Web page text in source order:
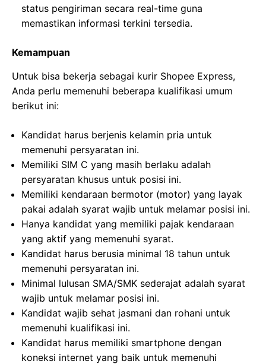
status pengiriman secara real-time guna
memastikan informasi terkini tersedia.
Kemampuan
Untuk bisa bekerja sebagai kurir Shopee Express,
Anda perlu memenuhi beberapa kualifikasi umum
berikut ini:
Kandidat harus berjenis kelamin pria untuk
memenuhi persyaratan ini.
Memiliki SIM C yang masih berlaku adalah
persyaratan khusus untuk posisi ini.
Memiliki kendaraan bermotor (motor) yang layak
pakai adalah syarat wajib untuk melamar posisi ini.
Hanya kandidat yang memiliki pajak kendaraan
yang aktif yang memenuhi syarat.
Kandidat harus berusia minimal 18 tahun untuk
memenuhi persyaratan ini.
Minimal lulusan SMA/SMK sederajat adalah syarat
wajib untuk melamar posisi ini.
Kandidat wajib sehat jasmani dan rohani untuk
memenuhi kualifikasi ini.
Kandidat harus memiliki smartphone dengan
koneksi internet yang baik untuk memenuhi